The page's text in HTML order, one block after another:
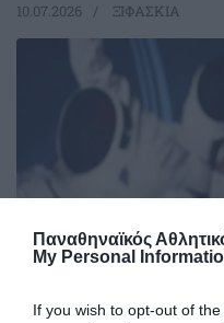
Παναθηναϊκός
My Personal
If you wish to opt-out of
10.07.2026 ΞΙΦΑΣΚΙΑ